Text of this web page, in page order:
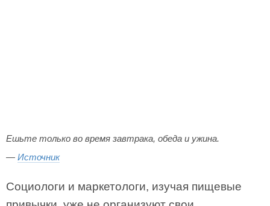
Ешьте только во время завтрака, обеда и ужина.
— Источник
Социологи и маркетологи, изучая пищевые